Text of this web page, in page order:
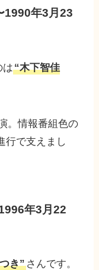
1990年3月23
は“木下智佳
。情報番組色の
行で支えまし
年3月22
き”さんです。